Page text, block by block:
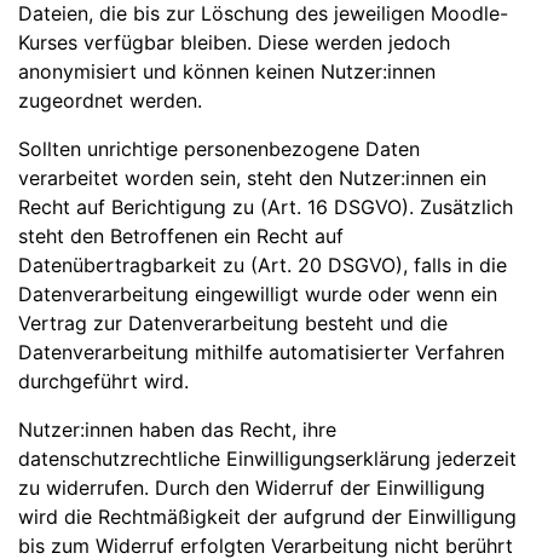
Dateien, die bis zur Löschung des jeweiligen Moodle-
Kurses verfügbar bleiben. Diese werden jedoch
anonymisiert und können keinen Nutzer:innen
zugeordnet werden.
Sollten unrichtige personenbezogene Daten
verarbeitet worden sein, steht den Nutzer:innen ein
Recht auf Berichtigung zu (Art. 16 DSGVO). Zusätzlich
steht den Betroffenen ein Recht auf
Datenübertragbarkeit zu (Art. 20 DSGVO), falls in die
Datenverarbeitung eingewilligt wurde oder wenn ein
Vertrag zur Datenverarbeitung besteht und die
Datenverarbeitung mithilfe automatisierter Verfahren
durchgeführt wird.
Nutzer:innen haben das Recht, ihre
datenschutzrechtliche Einwilligungserklärung jederzeit
zu widerrufen. Durch den Widerruf der Einwilligung
wird die Rechtmäßigkeit der aufgrund der Einwilligung
bis zum Widerruf erfolgten Verarbeitung nicht berührt